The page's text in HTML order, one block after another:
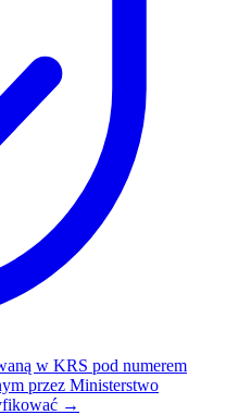
w KRS pod numerem
przez Ministerstwo
→